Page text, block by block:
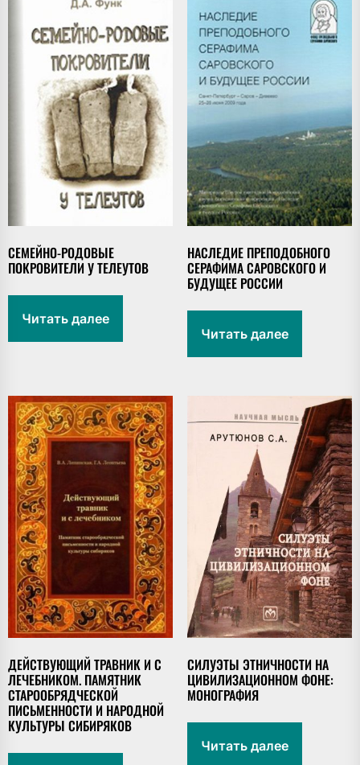
СЕМЕЙНО-РОДОВЫЕ
ПОКРОВИТЕЛИ У ТЕЛЕУТОВ
Читать далее
НАСЛЕДИЕ ПРЕПОДОБНОГО
СЕРАФИМА САРОВСКОГО И
БУДУЩЕЕ РОССИИ
Читать далее
ДЕЙСТВУЮЩИЙ ТРАВНИК И С
ЛЕЧЕБНИКОМ. ПАМЯТНИК
СТАРООБРЯДЧЕСКОЙ
ПИСЬМЕННОСТИ И НАРОДНОЙ
КУЛЬТУРЫ СИБИРЯКОВ
СИЛУЭТЫ ЭТНИЧНОСТИ НА
ЦИВИЛИЗАЦИОННОМ ФОНЕ:
МОНОГРАФИЯ
Читать далее